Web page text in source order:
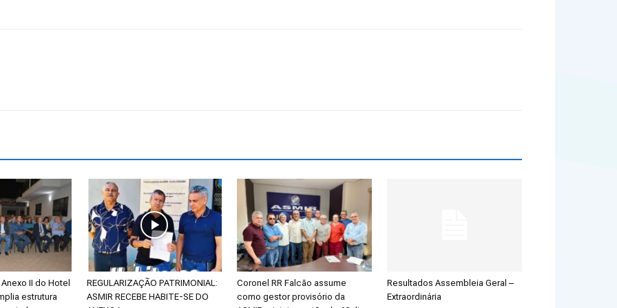
II do Hotel
estrutura
REGULARIZAÇÃO PATRIMONIAL:
ASMIR RECEBE HABITE-SE DO
Coronel RR Falcão assume
como gestor provisório da
Resultados Assembleia Geral –
Extraordinária